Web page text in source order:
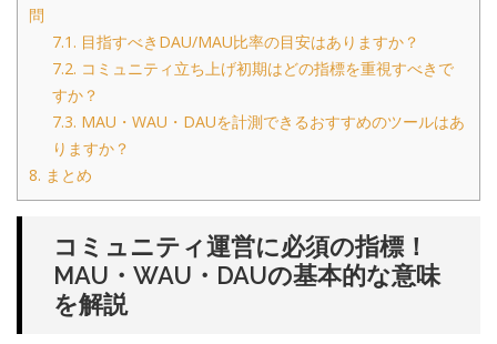
問
7.1. 目指すべきDAU/MAU比率の目安はありますか？
7.2. コミュニティ立ち上げ初期はどの指標を重視すべきで
すか？
7.3. MAU・WAU・DAUを計測できるおすすめのツールはあ
りますか？
8. まとめ
コミュニティ運営に必須の指標！
MAU・WAU・DAUの基本的な意味
を解説